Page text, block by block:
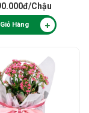
/Chậu
Giỏ Hàng